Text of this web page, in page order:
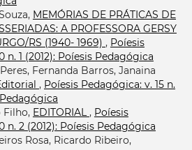
MEMÓRIAS DE PRÁTICAS DE
A PROFESSORA GERSY
RS (1940- 1969) , Poíesis
n. 1 (2012): Poíesis Pedagógica
Fernanda Barros, Janaina
, Poíesis Pedagógica: v. 15 n.
Filho, EDITORIAL, Poíesis
n. 2 (2012): Poíesis Pedagógica
Rosa, Ricardo Ribeiro,